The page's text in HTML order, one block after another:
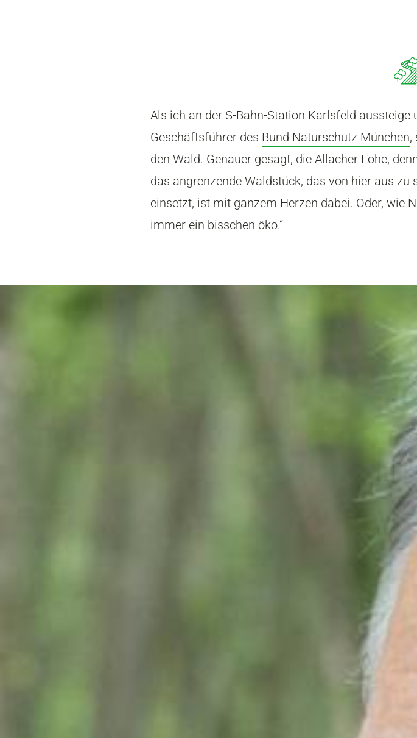
Als ich an der S-Bahn-Station Karlsfeld
Geschäftsführer des Bund Naturschutz München,
den Wald. Genauer gesagt, die Allacher Lohe,
das angrenzende Waldstück, das von hier aus
einsetzt, ist mit ganzem Herzen dabei. Oder, wie
immer ein bisschen öko.“